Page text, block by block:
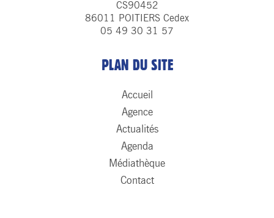
CS90452
86011 POITIERS Cedex
05 49 30 31 57
PLAN DU SITE
Accueil
Agence
Actualités
Agenda
Médiathèque
Contact